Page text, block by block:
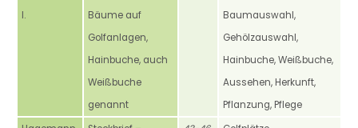
I.
Bäume auf
Golfanlagen,
Hainbuche, auch
Weißbuche
genannt
Baumauswahl,
Gehölzauswahl,
Hainbuche, Weißbuche,
Aussehen, Herkunft,
Pflanzung, Pflege